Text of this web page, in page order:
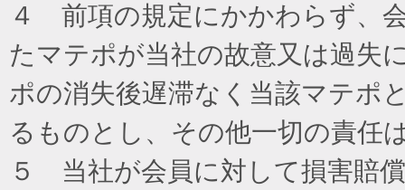
４ 前項の規定にかかわらず、
たマテポが当社の故意又は過失
ポの消失後遅滞なく当該マテポ
るものとし、その他一切の責任
５ 当社が会員に対して損害賠